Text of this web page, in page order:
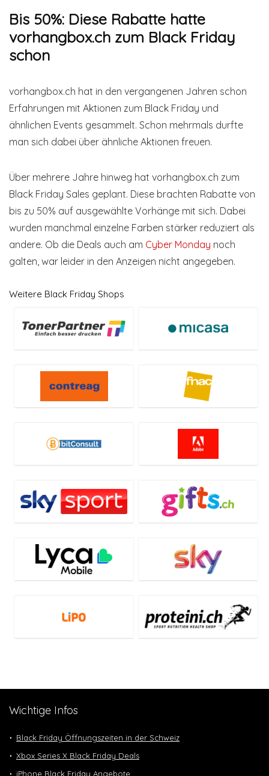
Bis 50%: Diese Rabatte hatte
vorhangbox.ch zum Black Friday
schon
vorhangbox.ch hat in den vergangenen Jahren schon
Erfahrungen mit Aktionen zum Black Friday und
ähnlichen Events gesammelt. Schon mehrmals durfte
man sich dabei über ähnliche Aktionen freuen.
Über mehrere Jahre hinweg hat vorhangbox.ch zum
Black Friday Sales geplant. Diese brachten Rabatte von
bis zu 50% auf ausgewählte Vorhänge mit sich. Dabei
wurden manchmal einzelne Farben stärker reduziert als
andere. Ob die Deals auch am Cyber Monday noch
galten, war leider in den Anzeigen nicht angegeben.
Weitere Black Friday Shops
Wichtige Infos
Black Friday Öffnungszeiten in der Schweiz
Xbox Series X Black Friday Deals
iPhone Black Friday Angebote